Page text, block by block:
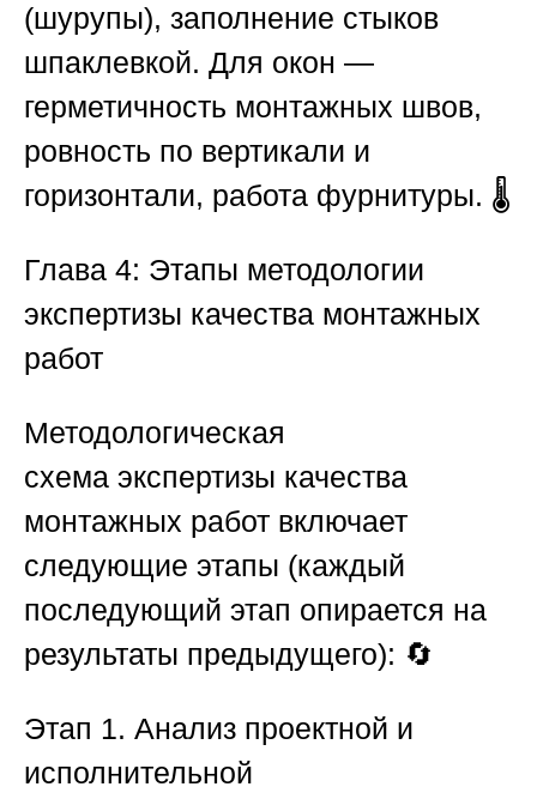
(шурупы), заполнение стыков
шпаклевкой. Для окон —
герметичность монтажных швов,
ровность по вертикали и
горизонтали, работа фурнитуры. 🌡️
Глава 4: Этапы методологии
экспертизы качества монтажных
работ
Методологическая
схема экспертизы качества
монтажных работ включает
следующие этапы (каждый
последующий этап опирается на
результаты предыдущего): 🔄
Этап 1. Анализ проектной и
исполнительной